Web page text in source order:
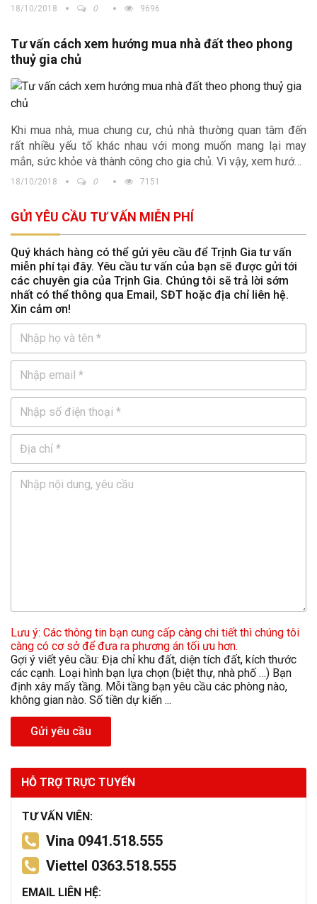
kiêng những gì hay những điều kiêng kị khi xây nhà mới
còn mang lại đại cát đại lợi cho gia chủ.
18/10/2018 0 9696
Tư vấn cách xem hướng mua nhà đất theo phong
thuỷ gia chủ
Khi mua nhà, mua chung cư, chủ nhà thường quan tâm đến
rất nhiều yếu tố khác nhau với mong muốn mang lại may
mắn, sức khỏe và thành công cho gia chủ. Vì vậy, xem hướng
mua nhà rất được chú ý. Nắm rõ điều này công ty Kiến trúc
những thông tin đầy đủ nhất, tư vấn
cho khách hàng và các chủ nhà.
18/10/2018 0 7151
GỬI YÊU CẦU TƯ VẤN MIỄN PHÍ
Quý khách hàng có thể gửi yêu cầu để Trịnh Gia tư vấn
miễn phí tại đây. Yêu cầu tư vấn của bạn sẽ được gửi tới
các chuyên gia của Trịnh Gia. Chúng tôi sẽ trả lời sớm
nhất có thể thông qua Email, SĐT hoặc địa chỉ liên hệ.
Xin cảm ơn!
Lưu ý: Các thông tin bạn cung cấp càng chi tiết thì chúng tôi
càng có cơ sở để đưa ra phương án tối ưu hơn.
Gợi ý viết yêu cầu: Địa chỉ khu đất, diện tích đất, kích thước
các cạnh. Loại hình bạn lựa chọn (biệt thự, nhà phố …) Bạn
định xây mấy tầng. Mỗi tầng bạn yêu cầu các phòng nào,
không gian nào. Số tiền dự kiến ...
Gửi yêu cầu
HỖ TRỢ TRỰC TUYẾN
TƯ VẤN VIÊN:
Vina 0941.518.555
Viettel 0363.518.555
EMAIL LIÊN HỆ: